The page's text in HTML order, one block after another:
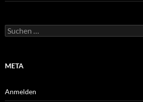
Suchen
nach:
META
Anmelden